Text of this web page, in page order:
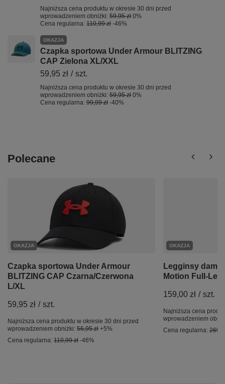
Najniższa cena produktu w okresie 30 dni przed
wprowadzeniem obniżki: 59,95 zł 0%
Cena regularna: 110,99 zł -46%
OKAZJA
Czapka sportowa Under Armour BLITZING
CAP Zielona XL/XXL
59,95 zł / szt.
Najniższa cena produktu w okresie 30 dni przed
wprowadzeniem obniżki: 59,95 zł 0%
Cena regularna: 99,99 zł -40%
Polecane
OKAZJA
Czapka sportowa Under Armour
BLITZING CAP Czarna/Czerwona
L/XL
59,95 zł / szt.
Najniższa cena produktu w okresie 30 dni przed
wprowadzeniem obniżki: 56,95 zł +5%
Cena regularna: 110,99 zł -46%
OKAZJA
Legginsy
Motion Full-
159,00 zł / szt.
Najniższa cena
wprowadzeniem
Cena regularna: